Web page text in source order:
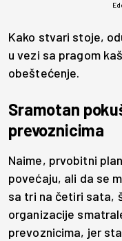
Kako stvari stoje,
u vezi sa pragom
obeštećenje.
Sramotan
prevoznicima
Naime, prvobitni
povećaju, ali da se
sa tri na četiri sata,
organizacije
prevoznicima, jer